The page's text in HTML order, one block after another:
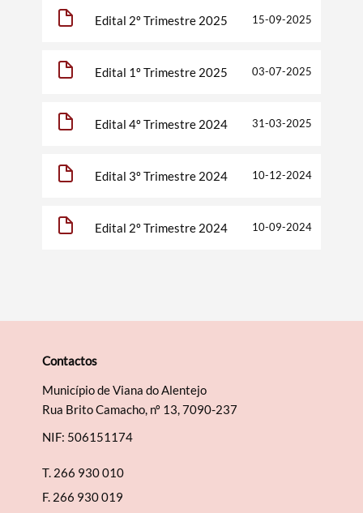
Filtros
Edital 2º Trimestre 2025 15-09-2025
Edital 1º Trimestre 2025 03-07-2025
Edital 4º Trimestre 2024 31-03-2025
Edital 3º Trimestre 2024 10-12-2024
Edital 2º Trimestre 2024 10-09-2024
Contactos
Município de Viana do Alentejo
Rua Brito Camacho, nº 13, 7090-237
NIF: 506151174
T. 266 930 010
F. 266 930 019